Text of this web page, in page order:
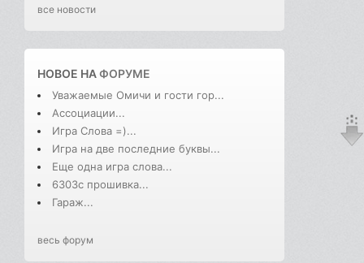
все новости
НОВОЕ НАФОРУМЕ
Уважаемые Омичи и гости гор...
Ассоциации...
Игра Слова =)...
Игра на две последние буквы...
Еще одна игра слова...
6303с прошивка...
Гараж...
весь форум